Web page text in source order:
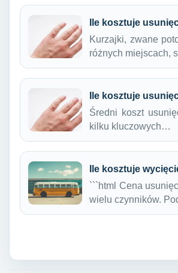
Ile kosztuje
Kurzajki, zwane
różnych miejscach,
Ile kosztuje
Średni koszt
kilku kluczowych…
Ile kosztuje
```html Cena
wielu czynników.